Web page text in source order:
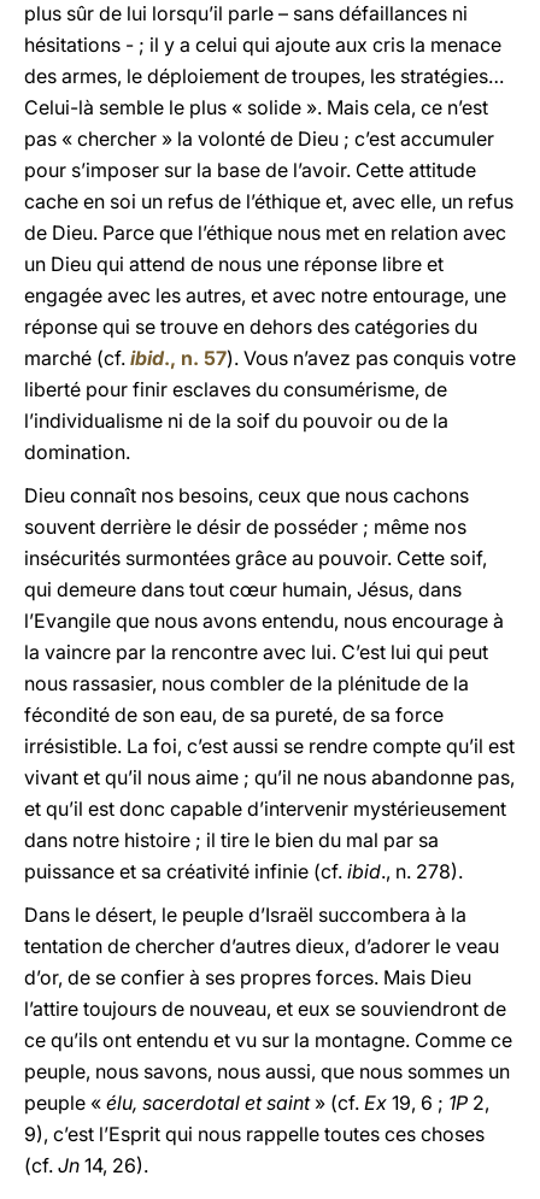
plus sûr de lui lorsqu’il parle – sans défaillances ni
hésitations - ; il y a celui qui ajoute aux cris la menace
des armes, le déploiement de troupes, les stratégies…
Celui-là semble le plus « solide ». Mais cela, ce n’est
pas « chercher » la volonté de Dieu ; c’est accumuler
pour s’imposer sur la base de l’avoir. Cette attitude
cache en soi un refus de l’éthique et, avec elle, un refus
de Dieu. Parce que l’éthique nous met en relation avec
un Dieu qui attend de nous une réponse libre et
engagée avec les autres, et avec notre entourage, une
réponse qui se trouve en dehors des catégories du
marché (cf. ibid., n. 57). Vous n’avez pas conquis votre
liberté pour finir esclaves du consumérisme, de
l’individualisme ni de la soif du pouvoir ou de la
domination.
Dieu connaît nos besoins, ceux que nous cachons
souvent derrière le désir de posséder ; même nos
insécurités surmontées grâce au pouvoir. Cette soif,
qui demeure dans tout cœur humain, Jésus, dans
l’Evangile que nous avons entendu, nous encourage à
la vaincre par la rencontre avec lui. C’est lui qui peut
nous rassasier, nous combler de la plénitude de la
fécondité de son eau, de sa pureté, de sa force
irrésistible. La foi, c’est aussi se rendre compte qu’il est
vivant et qu’il nous aime ; qu’il ne nous abandonne pas,
et qu’il est donc capable d’intervenir mystérieusement
dans notre histoire ; il tire le bien du mal par sa
puissance et sa créativité infinie (cf. ibid., n. 278).
Dans le désert, le peuple d’Israël succombera à la
tentation de chercher d’autres dieux, d’adorer le veau
d’or, de se confier à ses propres forces. Mais Dieu
l’attire toujours de nouveau, et eux se souviendront de
ce qu’ils ont entendu et vu sur la montagne. Comme ce
peuple, nous savons, nous aussi, que nous sommes un
peuple « élu, sacerdotal et saint» (cf. Ex 19, 6 ; 1P 2,
9), c’est l’Esprit qui nous rappelle toutes ces choses
(cf. Jn 14, 26).